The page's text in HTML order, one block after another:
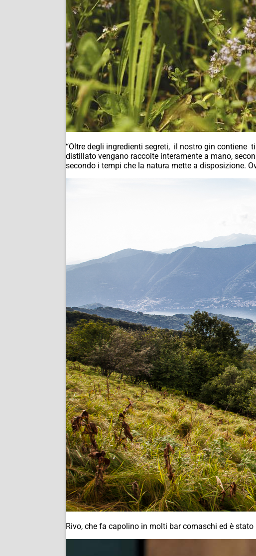
“Oltre degli ingredienti segreti, il nostro gin contiene
distillato vengano raccolte interamente a mano,
secondo i tempi che la natura mette a disposizione.
Rivo, che fa capolino in molti bar comaschi ed è